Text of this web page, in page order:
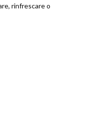
rinfrescare o